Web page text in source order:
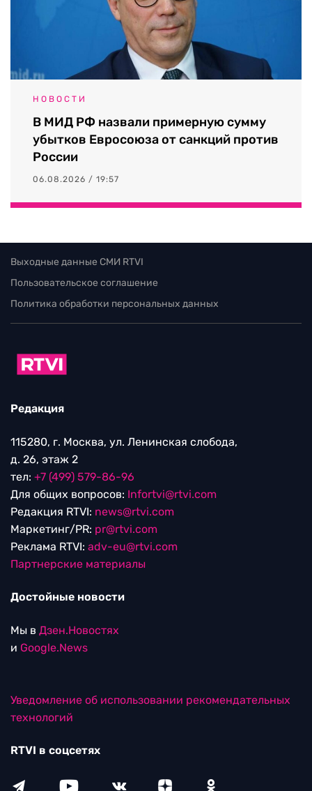
НОВОСТИ
В МИД РФ назвали примерную сумму
убытков Евросоюза от санкций против
России
06.08.2026 / 19:57
Выходные данные СМИ RTVI
Пользовательское соглашение
Политика обработки персональных данных
Редакция
115280, г. Москва, ул. Ленинская слобода,
д. 26, этаж 2
тел: +7 (499) 579-86-96
Для общих вопросов: Infortvi@rtvi.com
Редакция RTVI: news@rtvi.com
Маркетинг/PR: pr@rtvi.com
Реклама RTVI: adv-eu@rtvi.com
Партнерские материалы
Достойные новости
Мы в Дзен.Новостях
и Google.News
Уведомление об использовании рекомендательных
технологий
RTVI в соцсетях